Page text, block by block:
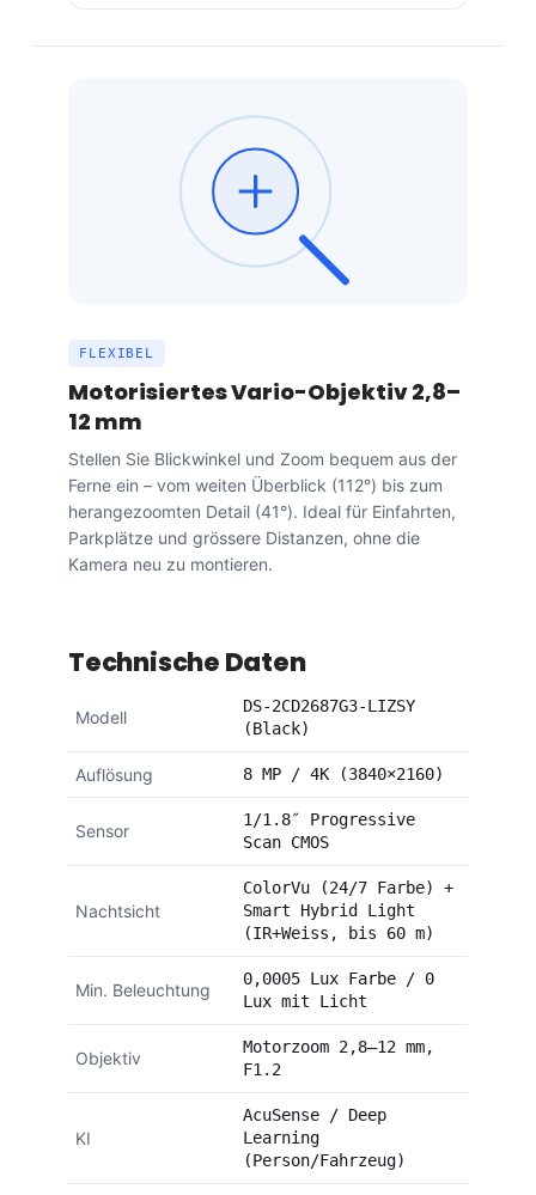
FLEXIBEL
Motorisiertes Vario-Objektiv 2,8–
12 mm
Stellen Sie Blickwinkel und Zoom bequem aus der
Ferne ein – vom weiten Überblick (112°) bis zum
herangezoomten Detail (41°). Ideal für Einfahrten,
Parkplätze und grössere Distanzen, ohne die
Kamera neu zu montieren.
Technische Daten
Modell
DS-2CD2687G3-LIZSY
(Black)
Auflösung 8 MP / 4K (3840×2160)
Sensor
1/1.8″ Progressive
Scan CMOS
Nachtsicht
ColorVu (24/7 Farbe) +
Smart Hybrid Light
(IR+Weiss, bis 60 m)
Min. Beleuchtung
0,0005 Lux Farbe / 0
Lux mit Licht
Objektiv
Motorzoom 2,8–12 mm,
F1.2
KI
AcuSense / Deep
Learning
(Person/Fahrzeug)